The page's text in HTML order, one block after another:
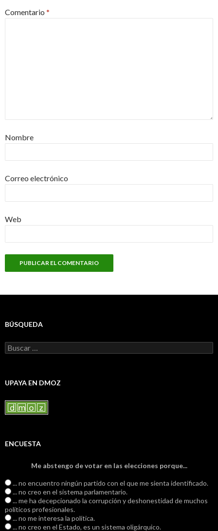
Comentario *
Nombre
Correo electrónico
Web
BÚSQUEDA
Buscar:
UPAYA EN DMOZ
ENCUESTA
Me abstengo de votar en las elecciones porque...
... no encuentro ningún partido con el que me sienta identificado.
... no creo en el sistema parlamentario.
... me ha decepcionado la corrupción y deshonestidad de muchos
políticos profesionales.
... no me interesa la política.
... no creo en el Estado, es un sistema oligárquico.